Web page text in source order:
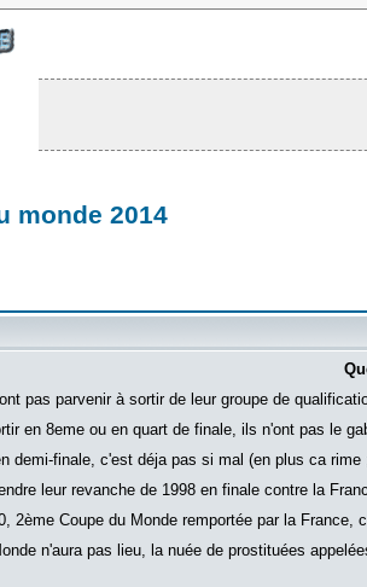
monde 2014
pas parvenir à sortir de leur groupe de
en 8eme ou en quart de finale, ils n'ont pas le
demi-finale, c'est déja pas si mal (en plus ca rime
leur revanche de 1998 en finale contre la
2ème Coupe du Monde remportée par la France,
n'aura pas lieu, la nuée de prostituées